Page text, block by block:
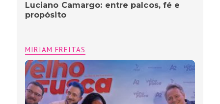
Luciano Camargo: entre palcos, fé e
propósito
MIRIAM FREITAS